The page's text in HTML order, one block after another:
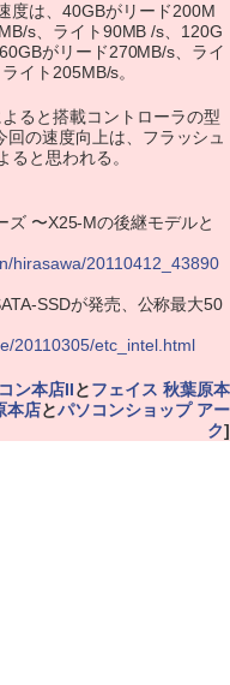
度は、40GBがリード200M
s、ライト90MB /s、120G
がリード270MB/s、ライ
イト205MB/s。
ると搭載コントローラの型
の速度向上は、フラッシュ
ると思われる。
ズ 〜X25-Mの後継モデルと
hirasawa/20110412_43890
SSDが発売、公称最大50
20110305/etc_intel.html
ン本店IIとフェイス 秋葉原本
本店とパソコンショップ アー
ク]